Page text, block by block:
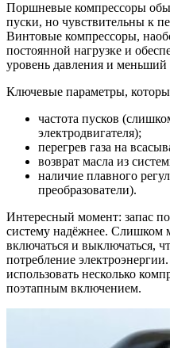
Поршневые компрессоры
пуски, но чувствительны к
Винтовые компрессоры,
постоянной нагрузке и
уровень давления и
Ключевые параметры,
частота пусков
электродвигателя);
перегрев газа на
возврат масла из
наличие плавного
преобразователи).
Интересный момент: запас
систему надёжнее. Слишком
включаться и выключаться,
потребление
использовать несколько
поэтапным включением.